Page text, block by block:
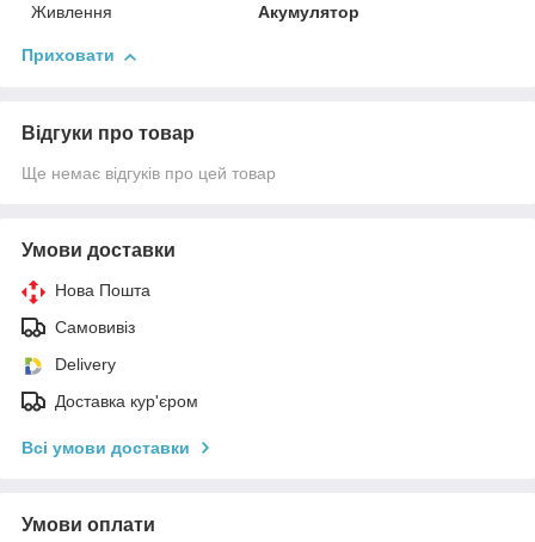
Живлення Акумулятор
Приховати
Відгуки про товар
Ще немає відгуків про цей товар
Умови доставки
Нова Пошта
Самовивіз
Delivery
Доставка кур'єром
Всі умови доставки
Умови оплати